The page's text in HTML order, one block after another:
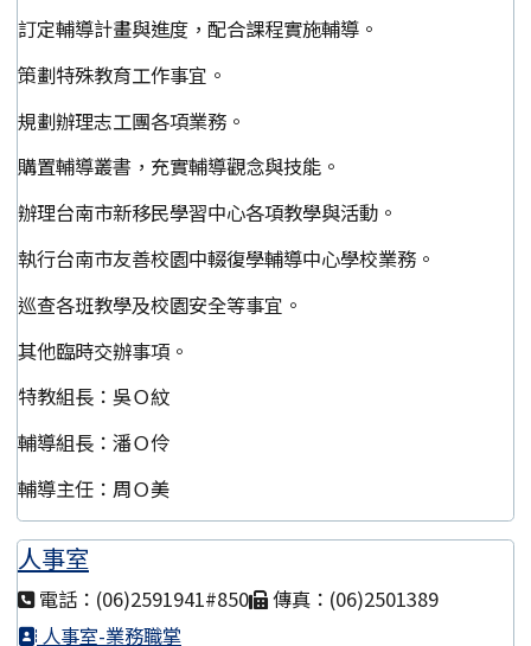
訂定輔導計畫與進度，配合課程實施輔導。
策劃特殊教育工作事宜。
規劃辦理志工團各項業務。
購置輔導叢書，充實輔導觀念與技能。
辦理台南市新移民學習中心各項教學與活動。
執行台南市友善校園中輟復學輔導中心學校業務。
巡查各班教學及校園安全等事宜。
其他臨時交辦事項。
特教組長：吳Ｏ紋
輔導組長：潘Ｏ伶
輔導主任：周Ｏ美
人事室
電話：(06)2591941#850
傳真：(06)2501389
人事室-業務職掌